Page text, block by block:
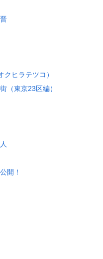
クヒラテツコ）
（東京23区編）
開！